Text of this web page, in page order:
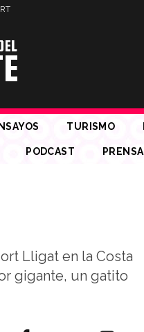
TURISMO
PODCAST PRENSA
Lligat en la Costa
gigante, un gatito